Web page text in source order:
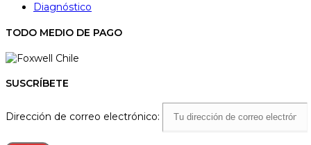
Diagnóstico
TODO MEDIO DE PAGO
SUSCRÍBETE
Dirección de correo electrónico: